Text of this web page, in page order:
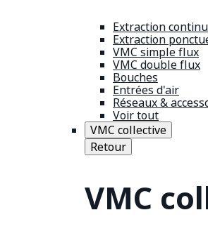
Extraction
Extraction
VMC simple flux
VMC double flux
Bouches
Entrées d'air
Réseaux &
Voir tout
VMC collective
Retour
VMC